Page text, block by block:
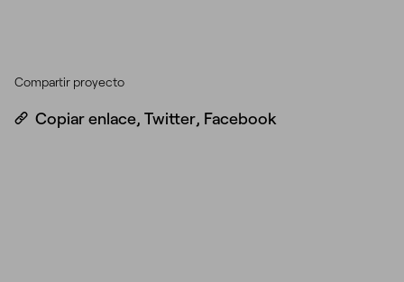
Compartir proyecto
Copiar enlace, Twitter, Facebook